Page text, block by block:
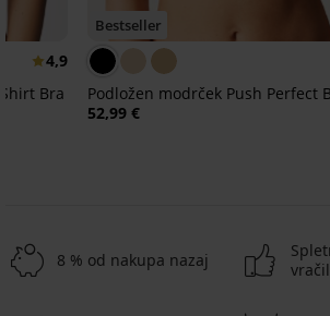
4,9
Bra
Bestseller
Podložen modrček Push Perfect
52,99 €
8 % od nakupa nazaj